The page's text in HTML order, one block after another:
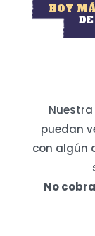
HOY
puedan
con algún
No